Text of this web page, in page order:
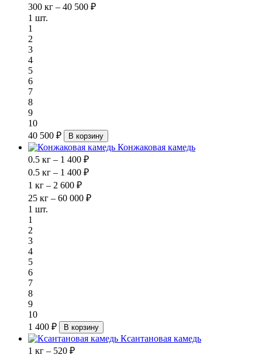
300 кг – 40 500 ₽
1 шт.
1
2
3
4
5
6
7
8
9
10
40 500 ₽
В корзину
Конжаковая камедь
0.5 кг – 1 400 ₽
0.5 кг – 1 400 ₽
1 кг – 2 600 ₽
25 кг – 60 000 ₽
1 шт.
1
2
3
4
5
6
7
8
9
10
1 400 ₽
В корзину
Ксантановая камедь
1 кг – 520 ₽